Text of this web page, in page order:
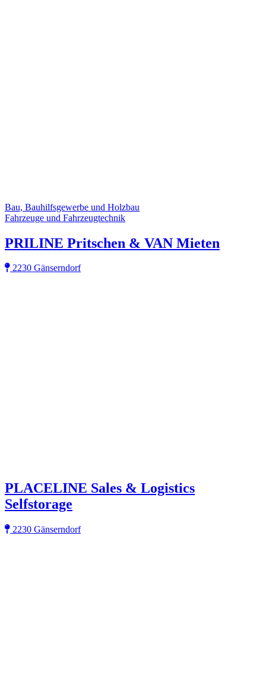
Bau, Bauhilfsgewerbe und Holzbau
Fahrzeuge und Fahrzeugtechnik
PRILINE Pritschen & VAN Mieten
2230 Gänserndorf
PLACELINE Sales & Logistics
Selfstorage
2230 Gänserndorf